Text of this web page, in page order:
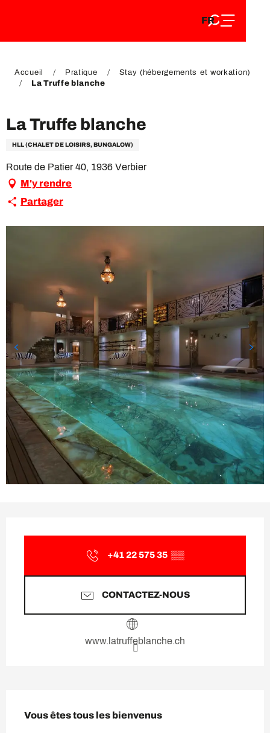
DE
FR
EN
Accueil Pratique
Stay (hébergements et workation)
La Truffe blanche
La Truffe blanche
HLL (CHALET DE LOISIRS, BUNGALOW)
Route de Patier 40, 1936 Verbier
M'y rendre
Partager
+41 22 575 35 ▒▒
CONTACTEZ-NOUS
www.latruffeblanche.ch
Vous êtes tous les bienvenus